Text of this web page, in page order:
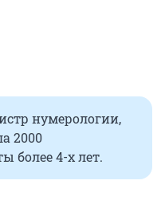
нумерологии,
2000
более 4-х лет.